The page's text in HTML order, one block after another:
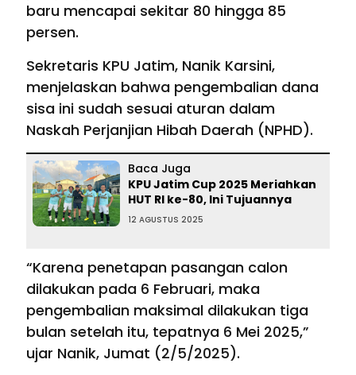
baru mencapai sekitar 80 hingga 85
persen.
Sekretaris KPU Jatim, Nanik Karsini,
menjelaskan bahwa pengembalian dana
sisa ini sudah sesuai aturan dalam
Naskah Perjanjian Hibah Daerah (NPHD).
Baca Juga
KPU Jatim Cup 2025 Meriahkan
HUT RI ke-80, Ini Tujuannya
12 AGUSTUS 2025
“Karena penetapan pasangan calon
dilakukan pada 6 Februari, maka
pengembalian maksimal dilakukan tiga
bulan setelah itu, tepatnya 6 Mei 2025,”
ujar Nanik, Jumat (2/5/2025).